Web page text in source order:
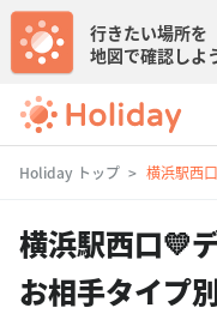
行きたい場所を
地図で確認しよ
Holiday トップ 横浜駅西
横浜駅西口💛
お相手タイプ